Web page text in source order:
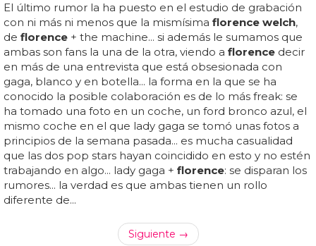
El último rumor la ha puesto en el estudio de grabación
con ni más ni menos que la mismísima florence welch,
de florence + the machine... si además le sumamos que
ambas son fans la una de la otra, viendo a florence decir
en más de una entrevista que está obsesionada con
gaga, blanco y en botella... la forma en la que se ha
conocido la posible colaboración es de lo más freak: se
ha tomado una foto en un coche, un ford bronco azul, el
mismo coche en el que lady gaga se tomó unas fotos a
principios de la semana pasada... es mucha casualidad
que las dos pop stars hayan coincidido en esto y no estén
trabajando en algo... lady gaga + florence: se disparan los
rumores... la verdad es que ambas tienen un rollo
diferente de...
Siguiente →